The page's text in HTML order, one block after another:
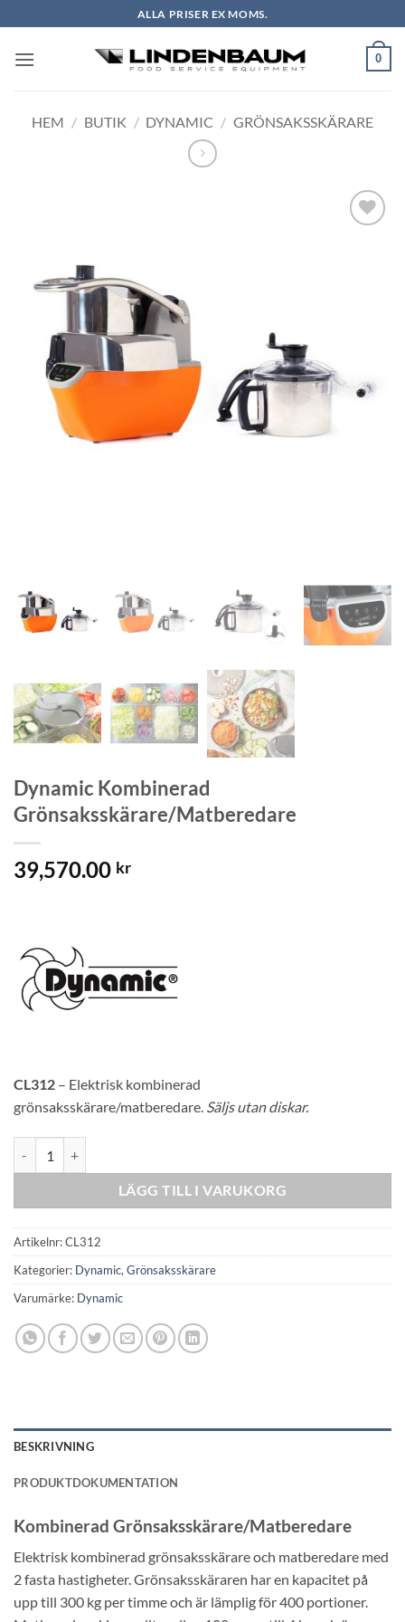
to
content
ALLA PRISER EX MOMS.
0
HEM / BUTIK / DYNAMIC / GRÖNSAKSSKÄRARE
Dynamic Kombinerad
Grönsaksskärare/Matberedare
39,570.00 kr
CL312 – Elektrisk kombinerad
grönsaksskärare/matberedare. Säljs utan diskar.
LÄGG TILL I VARUKORG
Artikelnr:CL312
Kategorier: Dynamic, Grönsaksskärare
Varumärke: Dynamic
BESKRIVNING
PRODUKTDOKUMENTATION
Kombinerad Grönsaksskärare/Matberedare
Elektrisk kombinerad grönsaksskärare och matberedare med
2 fasta hastigheter. Grönsaksskäraren har en kapacitet på
upp till 300 kg per timme och är lämplig för 400 portioner.